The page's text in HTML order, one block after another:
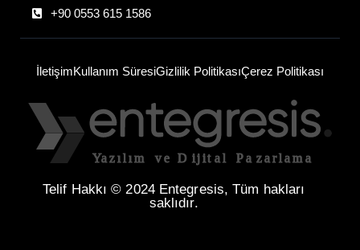
+90 0553 615 1586
İletişimKullanım SüresiGizlilik PolitikasıÇerez Politikası
Telif Hakkı © 2024 Entegresis, Tüm hakları
saklıdır.